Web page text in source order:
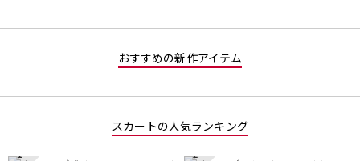
おすすめの新作アイテム
スカートの人気ランキング
1 2